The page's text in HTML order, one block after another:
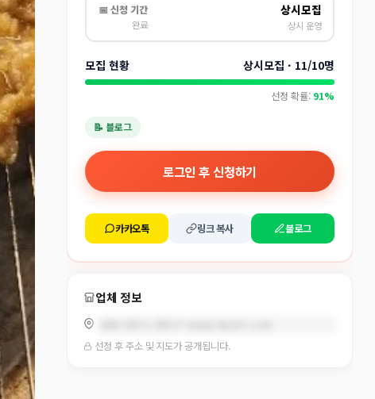
📅 신청 기간
완료
상시모집
상시 운영
모집 현황 상시모집 · 11/10명
선정 확률: 91%
📝 블로그
로그인 후 신청하기
카카오톡 링크 복사 블로그
업체 정보
선정 후 주소 및 지도가 공개됩니다.